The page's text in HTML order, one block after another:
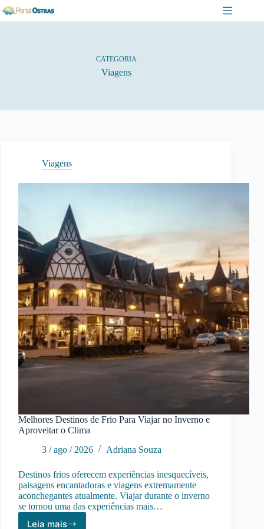
Pular
para
CATEGORIA
Viagens
Viagens
Melhores Destinos de Frio Para Viajar no Inverno e
Aproveitar o Clima
3 / ago / 2026
Adriana Souza
Destinos frios oferecem experiências inesquecíveis,
paisagens encantadoras e viagens extremamente
aconchegantes atualmente. Viajar durante o inverno
se tornou uma das experiências mais…
Leia mais